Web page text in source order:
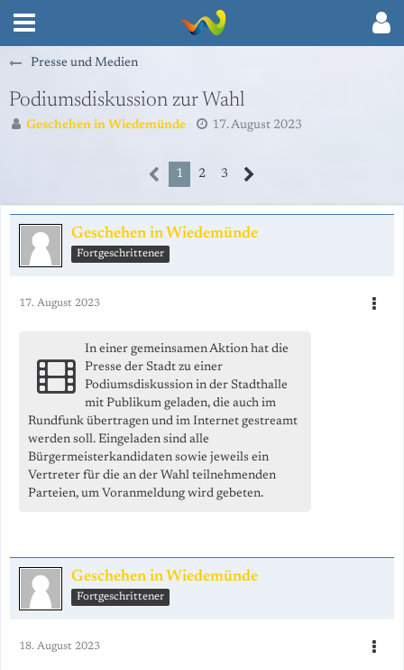
Presse und Medien
Podiumsdiskussion zur Wahl
Geschehen in Wiedemünde 17. August 2023
1 2 3
Geschehen in Wiedemünde
Fortgeschrittener
17. August 2023
In einer gemeinsamen Aktion hat die
Presse der Stadt zu einer
Podiumsdiskussion in der Stadthalle
mit Publikum geladen, die auch im
Rundfunk übertragen und im Internet gestreamt
werden soll. Eingeladen sind alle
Bürgermeisterkandidaten sowie jeweils ein
Vertreter für die an der Wahl teilnehmenden
Parteien, um Voranmeldung wird gebeten.
Geschehen in Wiedemünde
Fortgeschrittener
18. August 2023